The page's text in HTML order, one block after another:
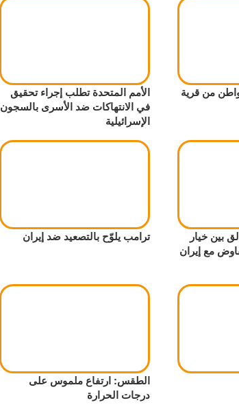
من قرية
الأمم المتحدة تطلب إجراء تحقيق
في الانتهاكات ضد الأسرى بالسجون
الإسرائيلية
بين خيار
مع إيران
ترامب يلوّح بالتصعيد ضد إيران
الطقس: ارتفاع ملموس على
درجات الحرارة